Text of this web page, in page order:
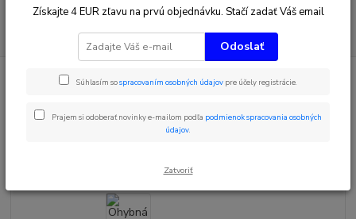
Zimné športy
Ohybná tyč plastový závit - SOFT
Získajte 4 EUR zľavu na prvú objednávku. Stačí zadať Váš email
Odoslať
Súhlasím sospracovaním osobných údajov pre účely registrácie.
Prajem si odoberať novinky e-mailom podľa podmienok spracovania osobných
údajov
Zatvoriť